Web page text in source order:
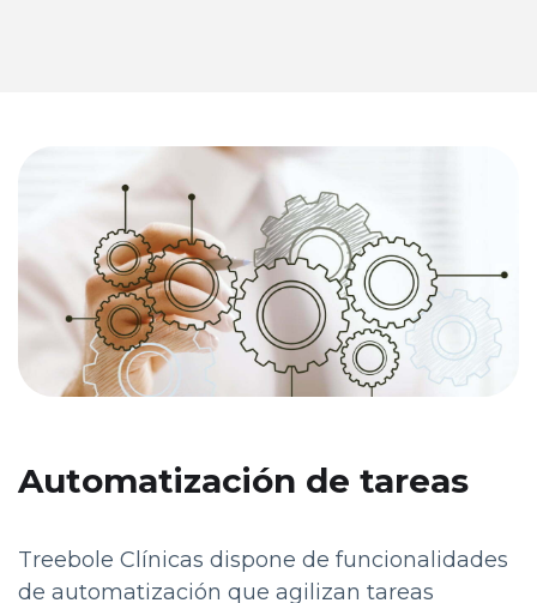
Automatización de tareas
Treebole Clínicas dispone de funcionalidades
de automatización que agilizan tareas